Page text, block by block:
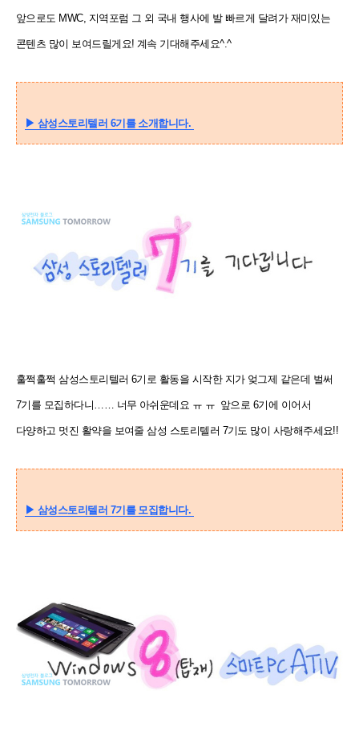
앞으로도 MWC, 지역포럼 그 외 국내 행사에 발 빠르게 달려가 재미있는
콘텐츠 많이 보여드릴게요! 계속 기대해주세요^.^
▶ 삼성스토리텔러 6기를 소개합니다.
훌쩍훌쩍 삼성스토리텔러 6기로 활동을 시작한 지가 엊그제 같은데 벌써
7기를 모집하다니…… 너무 아쉬운데요 ㅠ ㅠ 앞으로 6기에 이어서
다양하고 멋진 활약을 보여줄 삼성 스토리텔러 7기도 많이 사랑해주세요!!
▶ 삼성스토리텔러 7기를 모집합니다.